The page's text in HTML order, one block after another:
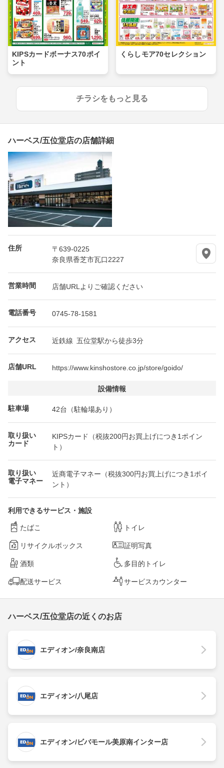
KIPSカードボーナス70ポイ
ント
くらしモア70セレクション
チラシをもっと見る
ハーベス/五位堂店の店舗詳細
住所
〒639-0225
奈良県香芝市瓦口2227
営業時間 店舗URLよりご確認ください
電話番号 0745-78-1581
アクセス 近鉄線 五位堂駅から徒歩3分
店舗URL https://www.kinshostore.co.jp/store/goido/
設備情報
駐車場 42台（駐輪場あり）
取り扱い
カード
KIPSカード（税抜200円お買上げにつき1ポイン
ト）
取り扱い
電子マネー
近商電子マネー（税抜300円お買上げにつき1ポイ
ント）
利用できるサービス・施設
たばこ トイレ
リサイクルボックス 証明写真
酒類 多目的トイレ
配送サービス サービスカウンター
ハーベス/五位堂店の近くのお店
エディオン/奈良南店
エディオン/八尾店
エディオン/ビバモール美原南インター店